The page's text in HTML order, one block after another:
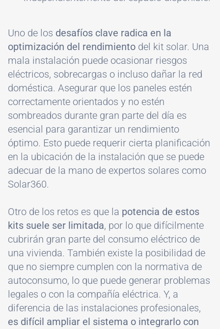
Uno de los desafíos clave radica en la
optimización del rendimiento del kit solar. Una
mala instalación puede ocasionar riesgos
eléctricos, sobrecargas o incluso dañar la red
doméstica. Asegurar que los paneles estén
correctamente orientados y no estén
sombreados durante gran parte del día es
esencial para garantizar un rendimiento
óptimo. Esto puede requerir cierta planificación
en la ubicación de la instalación que se puede
adecuar de la mano de expertos solares como
Solar360.
Otro de los retos es que la potencia de estos
kits suele ser limitada, por lo que difícilmente
cubrirán gran parte del consumo eléctrico de
una vivienda. También existe la posibilidad de
que no siempre cumplen con la normativa de
autoconsumo, lo que puede generar problemas
legales o con la compañía eléctrica. Y, a
diferencia de las instalaciones profesionales,
es difícil ampliar el sistema o integrarlo con